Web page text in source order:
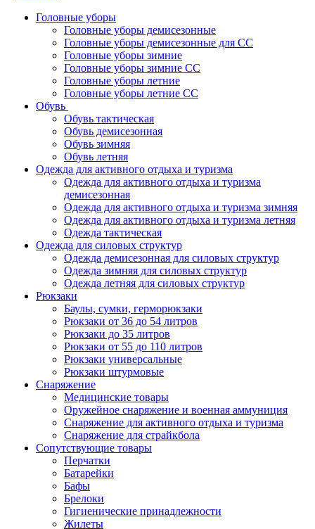
Головные уборы
Головные уборы демисезонные
Головные уборы демисезонные для СС
Головные уборы зимние
Головные уборы зимние СС
Головные уборы летние
Головные уборы летние СС
Обувь
Обувь тактическая
Обувь демисезонная
Обувь зимняя
Обувь летняя
Одежда для активного отдыха и туризма
Одежда для активного отдыха и туризма
демисезонная
Одежда для активного отдыха и туризма зимняя
Одежда для активного отдыха и туризма летняя
Одежда тактическая
Одежда для силовых структур
Одежда демисезонная для силовых структур
Одежда зимняя для силовых структур
Одежда летняя для силовых структур
Рюкзаки
Баулы, сумки, герморюкзаки
Рюкзаки от 36 до 54 литров
Рюкзаки до 35 литров
Рюкзаки от 55 до 110 литров
Рюкзаки универсальные
Рюкзаки штурмовые
Снаряжение
Медицинские товары
Оружейное снаряжение и военная аммуниция
Снаряжение для активного отдыха и туризма
Снаряжение для страйкбола
Сопутствующие товары
Перчатки
Батарейки
Бафы
Брелоки
Гигиенические принадлежности
Жилеты